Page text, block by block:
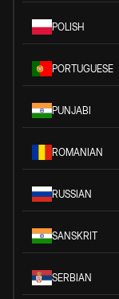
POLISH
PORTUGUESE
PUNJABI
ROMANIAN
RUSSIAN
SANSKRIT
SERBIAN